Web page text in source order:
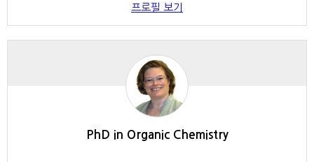
프로필 보기
PhD in Organic Chemistry